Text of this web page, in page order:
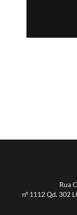
Rua
nº 1112 Qd. 302